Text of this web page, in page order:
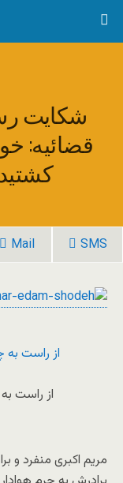
شکایت
قضائیه:
Mail SMS
از راست
مریم اکبری منفرد و